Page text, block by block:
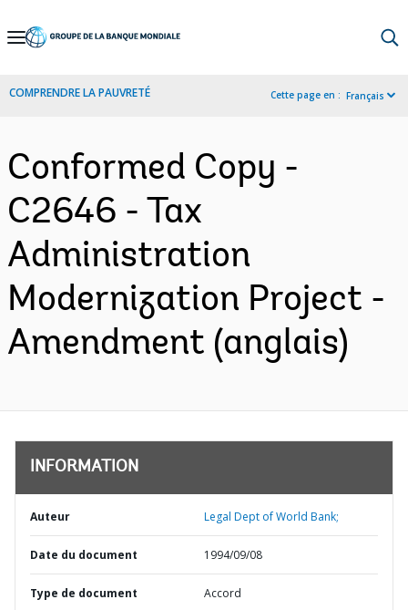
Skip
Navigation
COMPRENDRE LA PAUVRETÉ Cette page en : Français
Conformed Copy -
C2646 - Tax
Administration
Modernization Project -
Amendment (anglais)
INFORMATION
Auteur Legal Dept of World Bank;
Date du document 1994/09/08
Type de document Accord